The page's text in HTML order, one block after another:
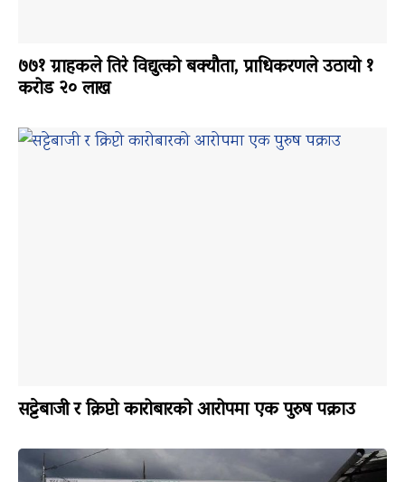
७७१ ग्राहकले तिरे विद्युत्को बक्यौता, प्राधिकरणले उठायो १
करोड २० लाख
सट्टेबाजी र क्रिप्टो कारोबारको आरोपमा एक पुरुष पक्राउ